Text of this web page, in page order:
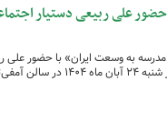
علی ربیعی دستیار
به وسعت ایران» با حضور علی
اجتماعی رئیس‌جمهور و جمعی از مسئولان و فعالان حوزه فرهنگ و